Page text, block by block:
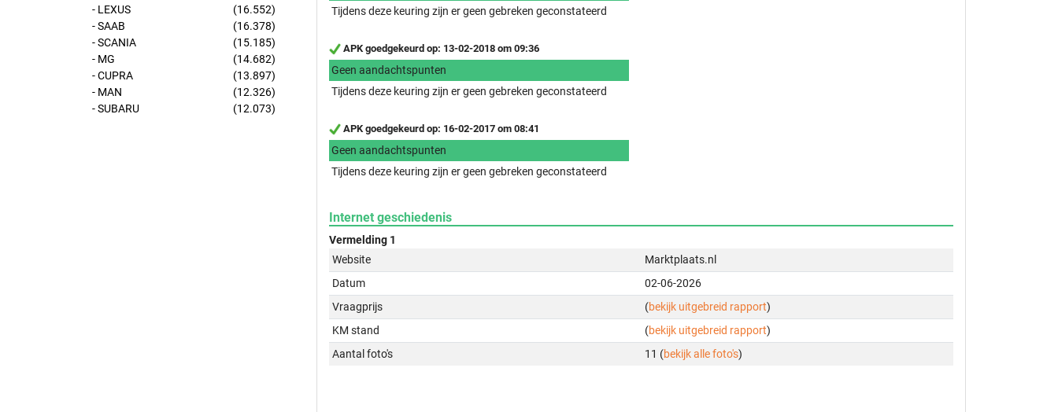
- LEXUS
(16.552)
- SAAB
(16.378)
- SCANIA
(15.185)
- MG
(14.682)
- CUPRA
(13.897)
- MAN
(12.326)
- SUBARU
(12.073)
Tijdens deze keuring zijn er geen gebreken geconstateerd
APK goedgekeurd op: 13-02-2018 om 09:36
Geen aandachtspunten
Tijdens deze keuring zijn er geen gebreken geconstateerd
APK goedgekeurd op: 16-02-2017 om 08:41
Geen aandachtspunten
Tijdens deze keuring zijn er geen gebreken geconstateerd
Internet geschiedenis
Vermelding 1
Website
Marktplaats.nl
Datum
02-06-2026
Vraagprijs
(bekijk uitgebreid rapport)
KM stand
(bekijk uitgebreid rapport)
Aantal foto's
11 (bekijk alle foto's)